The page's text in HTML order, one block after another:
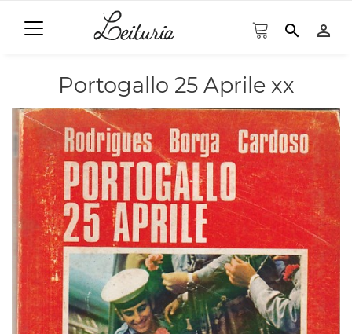
search person_outline
Portogallo 25 Aprile xx